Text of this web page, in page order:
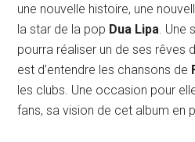
une nouvelle histoire, une
la star de la pop Dua Lipa .
pourra réaliser un de ses rêves
est d’entendre les chansons de
les clubs. Une occasion pour
fans, sa vision de cet album en